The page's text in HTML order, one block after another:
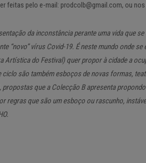
feitas pelo e-mail: prodcolb@gmail.com, ou
da inconstância perante uma vida que
“novo” vírus Covid-19. É neste mundo onde
Artística do Festival) quer propor à cidade a
são também esboços de novas formas,
propostas que a Colecção B apresenta
regras que são um esboço ou rascunho,